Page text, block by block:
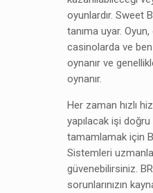
oyunlardır. Sweet
tanıma uyar.
casinolarda ve
oynanır ve
oynanır.
Her zaman hızlı
yapılacak işi
tamamlamak için
Sistemleri
güvenebilirsiniz.
sorunlarınızın